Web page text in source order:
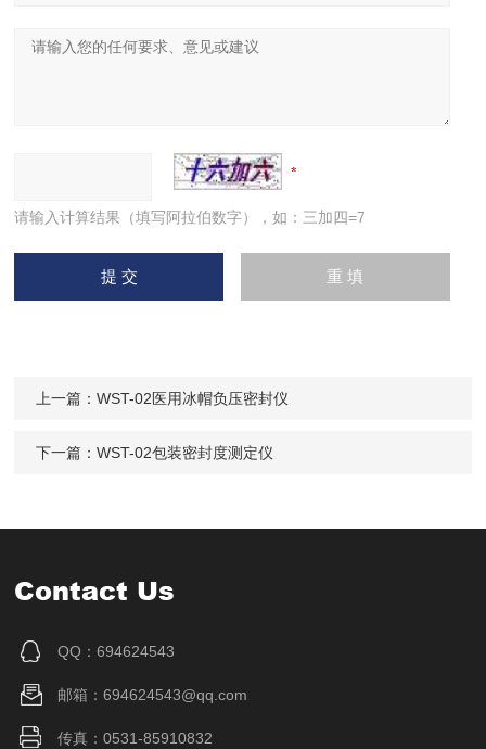
请输入计算结果（填写阿拉伯数字），如：三加四=7
上一篇：WST-02医用冰帽负压密封仪
下一篇：WST-02包装密封度测定仪
Contact Us
QQ：694624543
邮箱：694624543@qq.com
传真：0531-85910832